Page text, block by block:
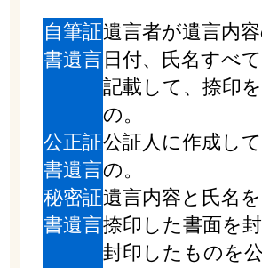
自筆証
書遺言
遺言者が遺言内容
日付、氏名すべ
記載して、捺印
の。
公正証
書遺言
公証人に作成し
の。
秘密証
書遺言
遺言内容と氏名を
捺印した書面を
封印したものを